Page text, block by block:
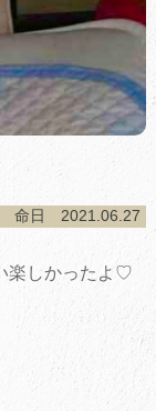
命日 2021.06.27
楽しかったよ♡